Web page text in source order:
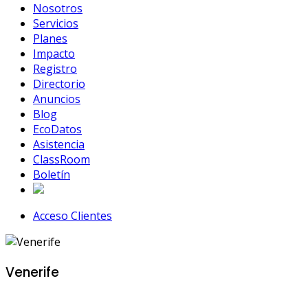
Nosotros
Servicios
Planes
Impacto
Registro
Directorio
Anuncios
Blog
EcoDatos
Asistencia
ClassRoom
Boletín
Acceso Clientes
Venerife